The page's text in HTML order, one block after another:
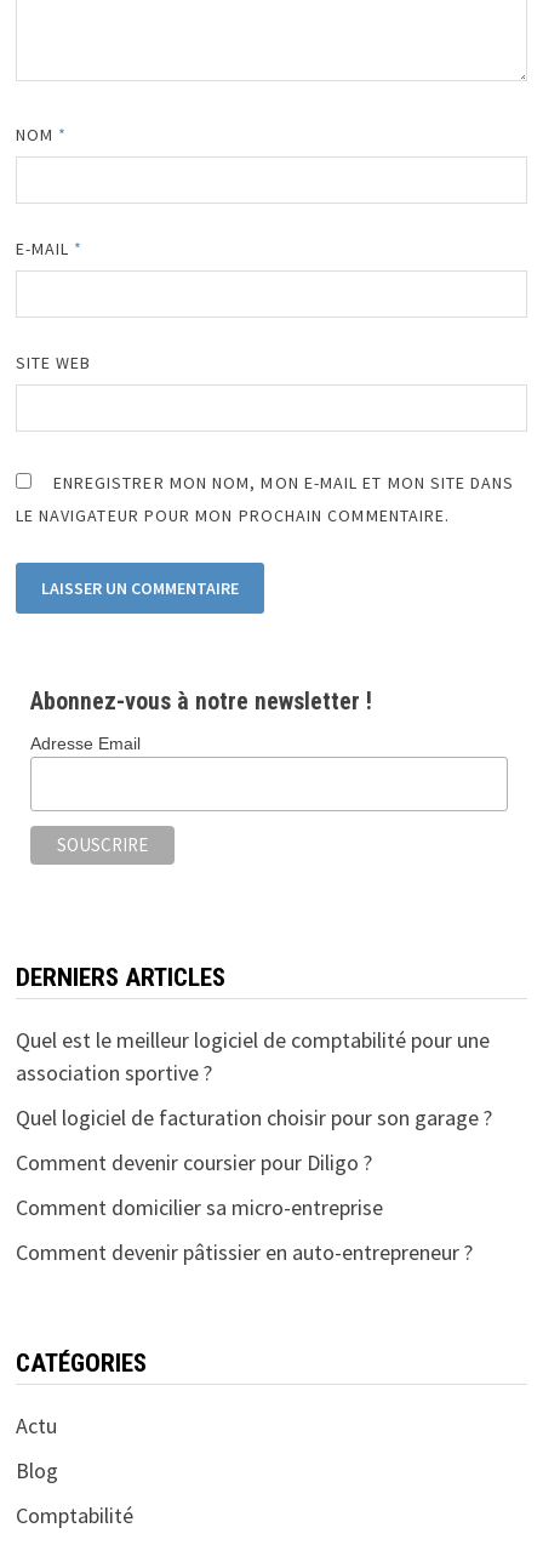
NOM *
E-MAIL *
SITE WEB
ENREGISTRER MON NOM, MON E-MAIL ET MON SITE DANS
LE NAVIGATEUR POUR MON PROCHAIN COMMENTAIRE.
Abonnez-vous à notre newsletter !
Adresse Email
DERNIERS ARTICLES
Quel est le meilleur logiciel de comptabilité pour une
association sportive ?
Quel logiciel de facturation choisir pour son garage ?
Comment devenir coursier pour Diligo ?
Comment domicilier sa micro-entreprise
Comment devenir pâtissier en auto-entrepreneur ?
CATÉGORIES
Actu
Blog
Comptabilité